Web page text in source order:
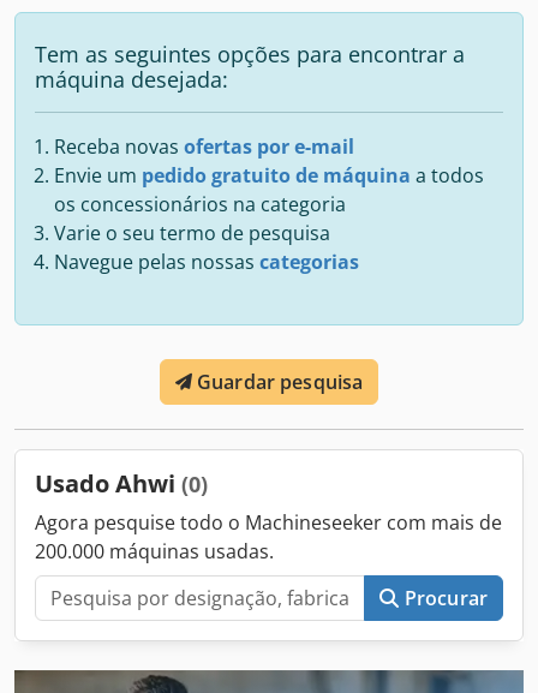
Tem as seguintes opções para encontrar a
máquina desejada:
Receba novas ofertas por e-mail
Envie um pedido gratuito de máquina a todos
os concessionários na categoria
Varie o seu termo de pesquisa
Navegue pelas nossas categorias
Guardar pesquisa
Usado Ahwi (0)
Agora pesquise todo o Machineseeker com mais de
200.000 máquinas usadas.
Procurar